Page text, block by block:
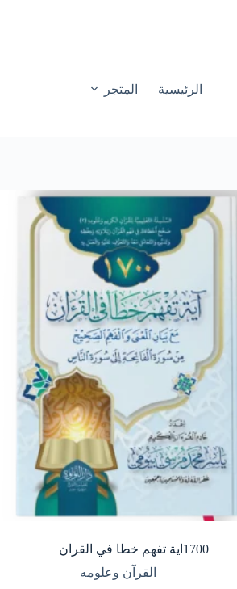
الرئيسية المتجر
1700اية تفهم خطا في القران
القرآن وعلومه